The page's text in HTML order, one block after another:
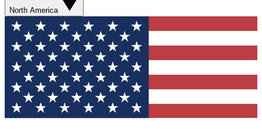
North America